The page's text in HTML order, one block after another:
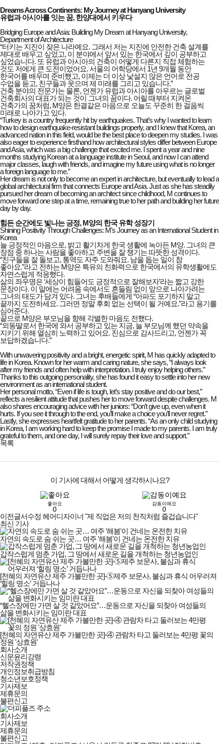
Dreams Across Continents: My Journey at Hanyang University
유럽과 아시아를 잇는 꿈, 한양대에서 키우다
Bridging Europe and Asia: Building My Dream at Hanyang University,
Department of Architecture
“터키는 지진이 잦은 나라예요. 그래서 저는 지진에 안전한 건축 설계를
제대로 배우고 싶었고, 이 분야에서 앞서 있는 한국에서 깊이 공부하고
싶었습니다. 또 유럽과 아시아의 건축이 어떻게 다른지 직접 체험하는
것도 저에게 큰 도전이었어요. 서울의 어학당에서 1년 9개월 동안
한국어를 배우며 준비했고, 이제는 더 이상 낯설지 않은 언어로 전공
수업을 듣고, 친구들과 웃으며 제 미래를 그리고 있습니다.”
건축 분야의 전문가는 물론, 언젠가 유럽과 아시아를 아우르는 글로벌
건축회사의 대표가 되는 것이 그녀의 꿈이다. 어릴 때부터 지켜온
건축가의 꿈처럼, M양은 한결같은 마음으로 오늘도 꾸준히 한 걸음씩
미래로 나아가고 있다.
“Turkey is a country frequently hit by earthquakes. That’s why I wanted to learn
how to design earthquake-resistant buildings properly, and I knew that Korea, an
advanced nation in this field, would be the best place to deepen my studies. I was
also eager to experience firsthand how architectural styles differ between Europe
and Asia, which was a big challenge that excited me. I spent a year and nine
months studying Korean at a language institute in Seoul, and now I can attend
major classes, laugh with friends, and imagine my future using what is no longer
a foreign language to me.”
Her dream is not only to become an expert in architecture, but eventually to lead a
global architectural firm that connects Europe and Asia. Just as she has steadily
pursued her dream of becoming an architect since childhood, M continues to
move forward one step at a time, remaining true to her path and building her future
day by day.
힘든 순간에도 빛나는 긍정, M양의 한국 유학 성장기
Shining Positivity Through Challenges: M’s Journey as an International Student in
Korea
늘 긍정적인 마음으로, 밝고 활기차게 한국 생활에 녹아든 M양. 그녀의 큰
장점 중 하나는 사람을 좋아하고 주변을 잘 챙기는 따뜻한 성격이다.
“친구들을 잘 돌보고, 통역도 자주 도와줘요. 남을 돕는 일이 참
좋아요.”라고 전하는 M양은 특유의 친화력으로 한국에서의 유학생활에도
자연스럽게 적응했다.
삶의 좌우명은 ‘세상이 힘들어도 긍정적으로 잘해보자’라는 짧고 강한
문장이다. 이 말에는 어려움 속에서도 흔들림 없이 앞으로 나아가려는
그녀의 태도가 담겨 있다. 그녀는 후배들에게 “아파도 포기하지 말고
끝까지 도전하세요. 그러면 정말 후회 없는 선택이 될 거예요.”라고 용기를
심어준다.
끝으로 M양은 부모님을 향해 각별한 마음도 전했다.
“외동딸로서 한국에 와서 공부하고 있는 지금, 늘 부모님께 했던 약속을
지키기 위해 열심히 노력하고 있어요. 진심으로 감사드리고, 언젠가 꼭
보답하겠습니다.”
With unwavering positivity and a bright, energetic spirit, M has quickly adapted to
life in Korea. Known for her warm and caring nature, she says, “I always look
after my friends and often help with interpretation. I truly enjoy helping others.”
Thanks to this outgoing personality, she has found it easy to settle into her new
environment as an international student.
Her personal motto, “Even if life is tough, let’s stay positive and do our best,”
reflects a resilient attitude that pushes her to move forward despite challenges. M
also shares encouraging advice with her juniors: “Don’t give up, even when it
hurts. If you see it through to the end, you’ll make a choice you’ll never regret.”
Lastly, she expresses heartfelt gratitude to her parents. “As an only child studying
in Korea, I am working hard to keep the promise I made to my parents. I am truly
grateful to them, and one day, I will surely repay their love and support.”
목록
이 기사에 대해서 어떻게 생각하시나요?
좋아요
0
감동이예요
0
이전글서수정 헤어디자이너 "제 직업은 저의 천직처럼 즐겁습니다"
최신 기사
자연의 속도로 숨 쉬는 곳… 여주 '해봄'이 건네는 온전한 치유
갑작스럽게 멈춘 가업, 그 땅에서 새로운 길을 개척하는 청년농업인
[천혜의 자연유산 제주 가볼만한 곳]-➄제주 보문사, 불심과 휴식 어우러져
‘힐링 명소’ 거듭나나
“헬스장에만 가면 살 것 같았어요”…운동으로 자신을 되찾아 여성들의
삶을 변화시키는 임미란 대표
[천혜의 자연유산 제주 가볼만한 곳]-④ 관람차 타고 둘러보는 4만평 꽃의
정원 '상효원'
더피플즈
회사소개
및
정책안내
회사소개
신문윤리강령
저작권정책
개인정보취급방침
청소년보호정책
기사제보
제휴문의
불편신고
회사소개
기사제보
제휴문의
불편신고